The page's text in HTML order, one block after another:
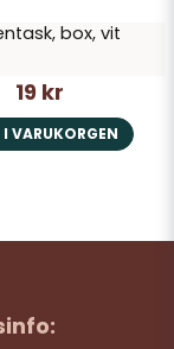
box, vit
19 kr
I VARUKORGEN